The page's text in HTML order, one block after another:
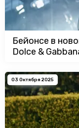
Бейонсе в
Dolce &
03 Октября 2025